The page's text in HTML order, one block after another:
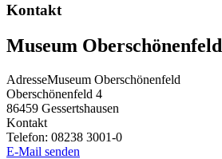
Kontakt
Museum Oberschönenfeld
AdresseMuseum Oberschönenfeld
Oberschönenfeld 4
86459 Gessertshausen
Kontakt
Telefon: 08238 3001-0
E-Mail senden